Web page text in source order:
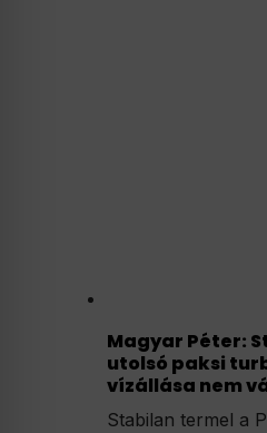
Magyar Péter:
utolsó paksi
vízállása nem
Stabilan termel a